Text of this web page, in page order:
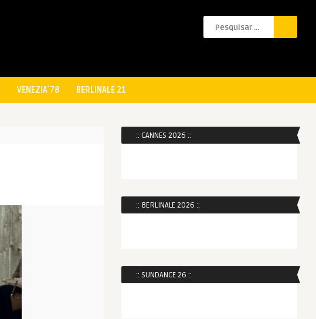
VENEZIA´78 BERLINALE 21
:: CANNES 2026 ::
:: BERLINALE 2026 ::
:: SUNDANCE 26 ::